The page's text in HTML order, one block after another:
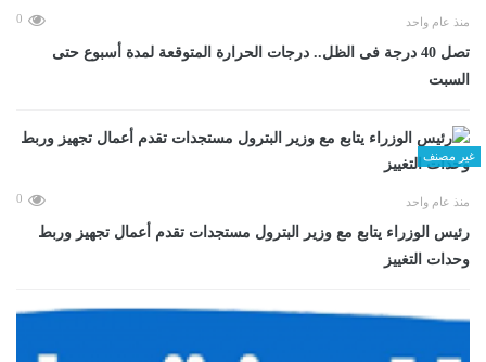
منذ عام واحد 0
تصل 40 درجة فى الظل.. درجات الحرارة المتوقعة لمدة أسبوع حتى
السبت
غير مصنف
منذ عام واحد 0
رئيس الوزراء يتابع مع وزير البترول مستجدات تقدم أعمال تجهيز وربط
وحدات التغييز